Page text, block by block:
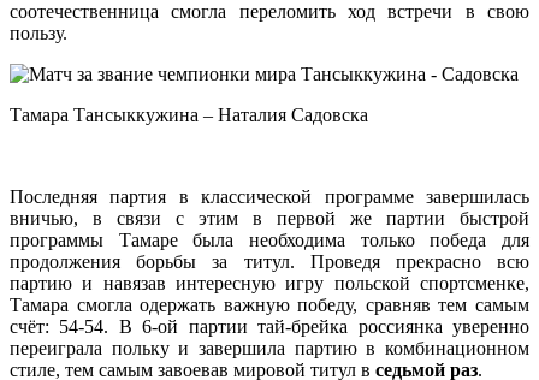
соотечественница смогла переломить ход встречи в свою
пользу.
Тамара Тансыккужина – Наталия Садовска
Последняя партия в классической программе завершилась
вничью, в связи с этим в первой же партии быстрой
программы Тамаре была необходима только победа для
продолжения борьбы за титул. Проведя прекрасно всю
партию и навязав интересную игру польской спортсменке,
Тамара смогла одержать важную победу, сравняв тем самым
счёт: 54-54. В 6-ой партии тай-брейка россиянка уверенно
переиграла польку и завершила партию в комбинационном
стиле, тем самым завоевав мировой титул в седьмой раз.